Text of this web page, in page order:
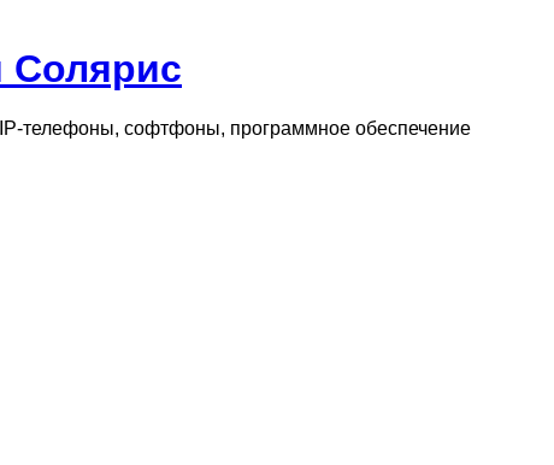
телефоны, софтфоны, программное обеспечение